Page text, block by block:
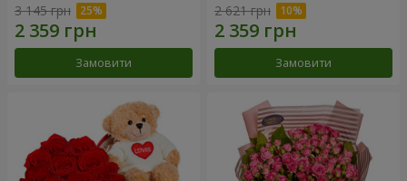
3 145 грн
Замовити
2 621 грн
Замовити